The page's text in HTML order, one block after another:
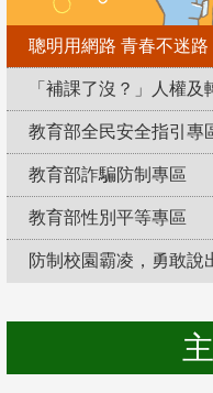
聰明用網路 青春不迷路
「補課了沒？」人權
教育部全民安全指引專
教育部詐騙防制專區
教育部性別平等專區
防制校園霸凌，勇敢說